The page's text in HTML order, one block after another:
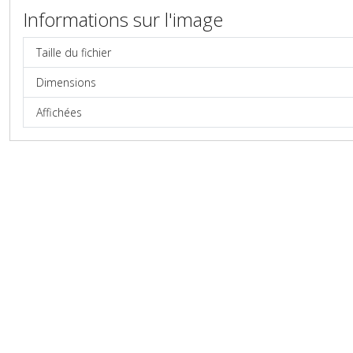
Informations sur l'image
Taille du fichier
Dimensions
Affichées